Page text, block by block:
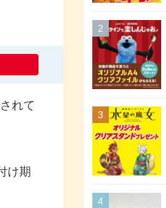
れて
け期